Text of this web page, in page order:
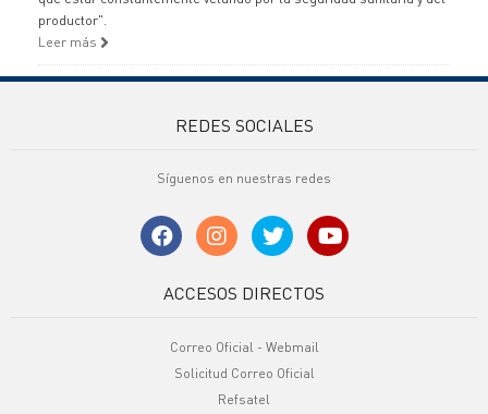
productor".
Leer más
REDES SOCIALES
Síguenos en nuestras redes
ACCESOS DIRECTOS
Correo Oficial - Webmail
Solicitud Correo Oficial
Refsatel